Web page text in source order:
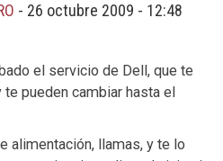
- 26 octubre 2009 - 12:48
el servicio de Dell, que te
te pueden cambiar hasta el
alimentación, llamas, y te lo